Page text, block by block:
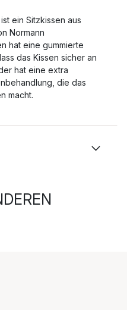
ein Sitzkissen aus
Normann
hat eine gummierte
das Kissen sicher an
hat eine extra
die das
macht.